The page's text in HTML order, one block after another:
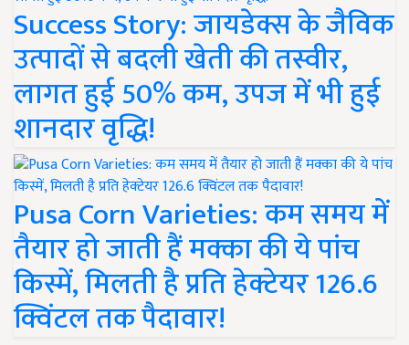
Success Story: जायडेक्स के जैविक
उत्पादों से बदली खेती की तस्वीर,
लागत हुई 50% कम, उपज में भी हुई
शानदार वृद्धि!
Pusa Corn Varieties: कम समय में
तैयार हो जाती हैं मक्का की ये पांच
किस्में, मिलती है प्रति हेक्टेयर 126.6
क्विंटल तक पैदावार!